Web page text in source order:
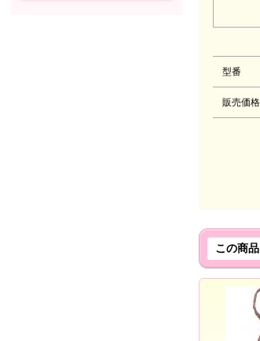
型番
販売価格
この商